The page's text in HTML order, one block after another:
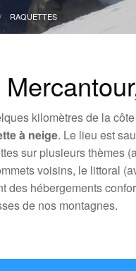
RAQUETTES
kilomètres de la
à neige. Le lieu est
sur plusieurs thèmes
voisins, le littoral
des hébergements
de nos montagnes.